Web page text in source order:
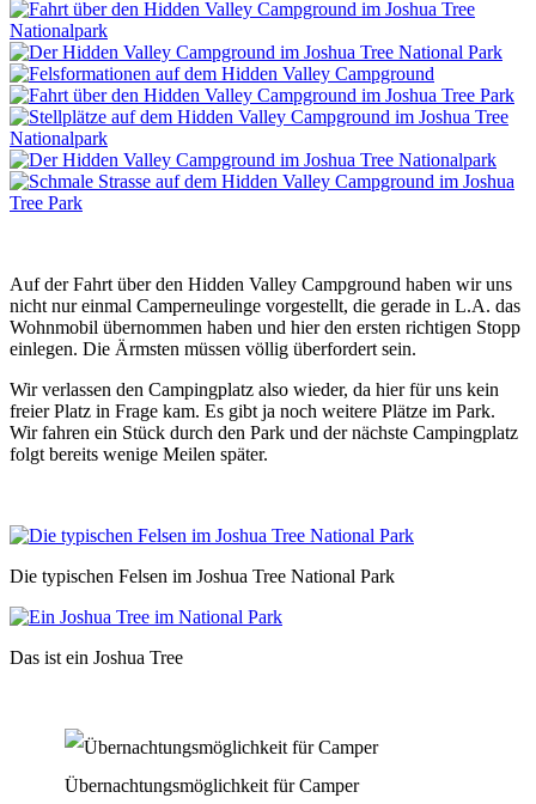
Auf der Fahrt über den Hidden Valley Campground haben wir uns
nicht nur einmal Camperneulinge vorgestellt, die gerade in L.A. das
Wohnmobil übernommen haben und hier den ersten richtigen Stopp
einlegen. Die Ärmsten müssen völlig überfordert sein.
Wir verlassen den Campingplatz also wieder, da hier für uns kein
freier Platz in Frage kam. Es gibt ja noch weitere Plätze im Park.
Wir fahren ein Stück durch den Park und der nächste Campingplatz
folgt bereits wenige Meilen später.
Die typischen Felsen im Joshua Tree National Park
Das ist ein Joshua Tree
Übernachtungsmöglichkeit für Camper